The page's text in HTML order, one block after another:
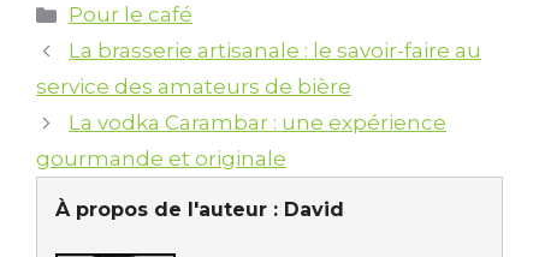
Catégories
Pour le café
La brasserie artisanale : le savoir-faire au
service des amateurs de bière
La vodka Carambar : une expérience
gourmande et originale
À propos de l'auteur : David